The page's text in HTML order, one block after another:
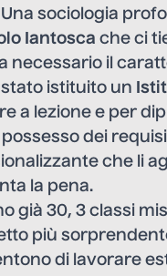
sociologia
Iantosca che ci
il
stato istituito un
a lezione e per
dei
che li
la pena.
già 30, 3 classi
più
di lavorare